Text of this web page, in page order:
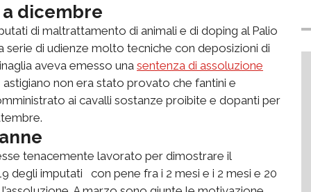
dicembre
di maltrattamento di animali e di doping al Palio
serie di udienze molto tecniche con deposizioni di
aveva emesso una sentenza di assoluzione
non era stato provato che fantini e
ai cavalli sostanze proibite e dopanti per
tenacemente lavorato per dimostrare il
degli imputati con pene fra i 2 mesi e i 2 mesi e 20